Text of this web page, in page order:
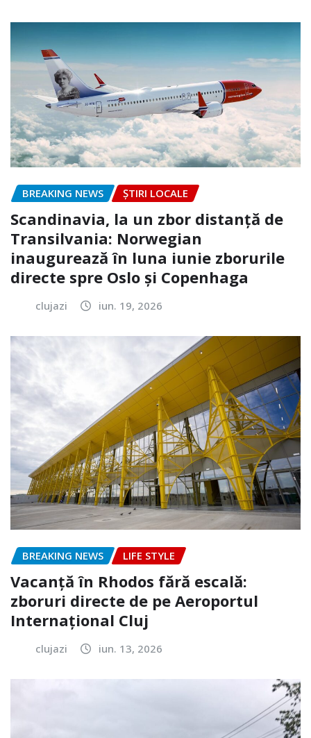
BREAKING NEWS ȘTIRI LOCALE
Scandinavia, la un zbor distanță de
Transilvania: Norwegian
inaugurează în luna iunie zborurile
directe spre Oslo și Copenhaga
clujazi iun. 19, 2026
BREAKING NEWS LIFE STYLE
Vacanță în Rhodos fără escală:
zboruri directe de pe Aeroportul
Internațional Cluj
clujazi iun. 13, 2026